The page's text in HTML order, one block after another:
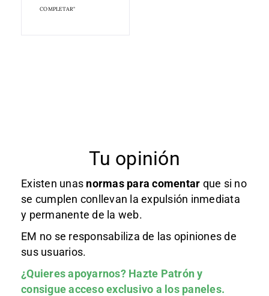
COMPLETAR"
Tu opinión
Existen unas normas para comentar que si no
se cumplen conllevan la expulsión inmediata
y permanente de la web.
EM no se responsabiliza de las opiniones de
sus usuarios.
¿Quieres apoyarnos? Hazte Patróny
consigue acceso exclusivo a los paneles.